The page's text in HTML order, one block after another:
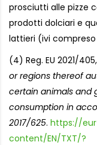
prosciutti alle pizze
prodotti dolciari e
lattieri (ivi
(4) Reg. EU 2021/405,
or regions thereof
certain animals and
consumption in
2017/625. https://
content/EN/TXT/?